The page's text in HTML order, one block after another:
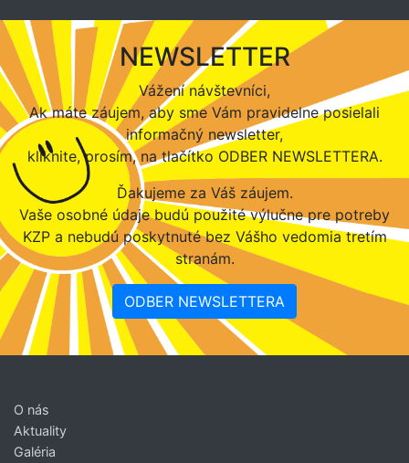
NEWSLETTER
Vážení návštevníci,
Ak máte záujem, aby sme Vám pravidelne posielali
informačný newsletter,
kliknite, prosím, na tlačítko ODBER NEWSLETTERA.
Ďakujeme za Váš záujem.
Vaše osobné údaje budú použité výlučne pre potreby
KZP a nebudú poskytnuté bez Vášho vedomia tretím
stranám.
ODBER NEWSLETTERA
O nás
Aktuality
Galéria